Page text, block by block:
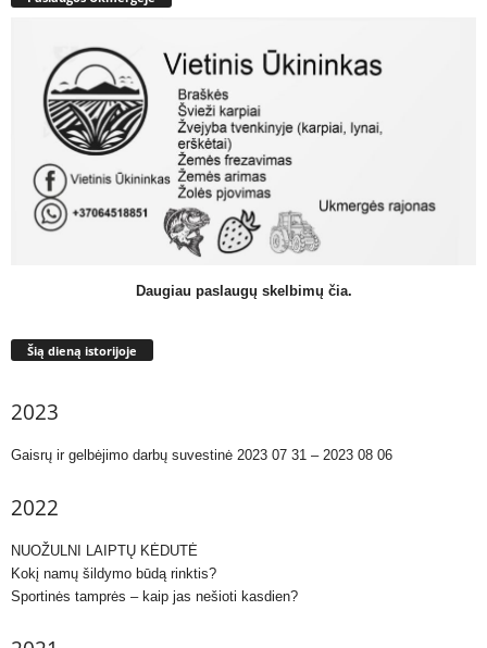
Daugiau paslaugų skelbimų čia.
Šią dieną istorijoje
2023
Gaisrų ir gelbėjimo darbų suvestinė 2023 07 31 – 2023 08 06
2022
NUOŽULNI LAIPTŲ KĖDUTĖ
Kokį namų šildymo būdą rinktis?
Sportinės tamprės – kaip jas nešioti kasdien?